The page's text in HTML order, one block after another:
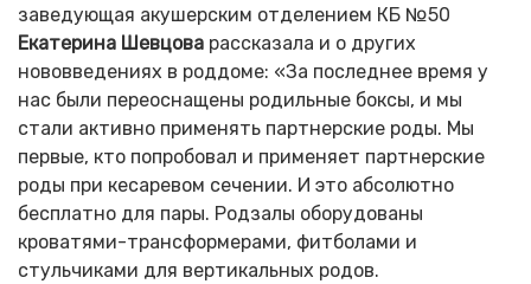
заведующая акушерским отделением КБ №50
Екатерина Шевцова рассказала и о других
нововведениях в роддоме: «За последнее время у
нас были переоснащены родильные боксы, и мы
стали активно применять партнерские роды. Мы
первые, кто попробовал и применяет партнерские
роды при кесаревом сечении. И это абсолютно
бесплатно для пары. Родзалы оборудованы
кроватями-трансформерами, фитболами и
стульчиками для вертикальных родов.